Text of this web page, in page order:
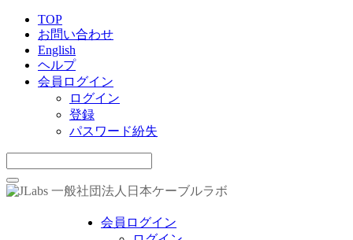
TOP
お問い合わせ
English
ヘルプ
会員ログイン
ログイン
登録
パスワード紛失
一般社団法人日本ケーブルラボ
会員ログイン